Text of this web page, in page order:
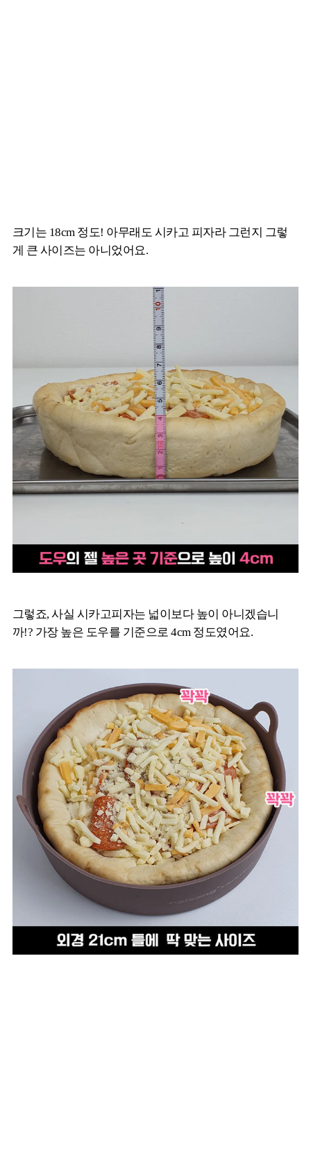
크기는 18cm 정도! 아무래도 시카고 피자라 그런지 그렇
게 큰 사이즈는 아니었어요.
그렇죠, 사실 시카고피자는 넓이보다 높이 아니겠습니
까!? 가장 높은 도우를 기준으로 4cm 정도였어요.